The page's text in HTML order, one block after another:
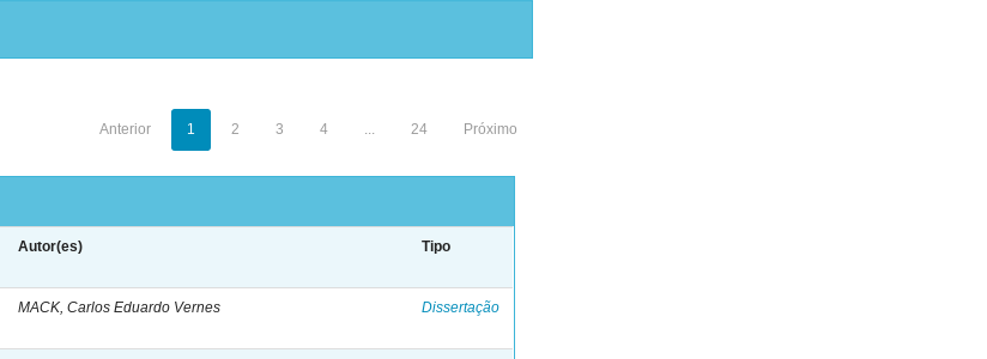
Anterior 1 2 3 4 ... 24 Próximo
Autor(es) Tipo
MACK, Carlos Eduardo Vernes Dissertação